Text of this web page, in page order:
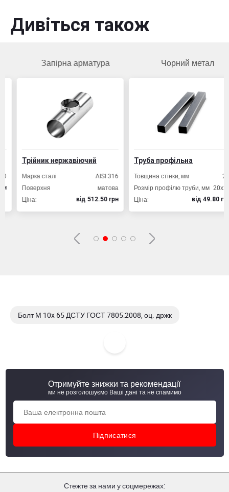
Дивіться також
Запірна арматура
Трійник нержавіючий
Марка сталі
AISI 316
Поверхня
матова
Ціна:
вiд 512.50 грн
Чорний метал
Труба профільна
Товщина стінки, мм
2,0
Розмір профілю труби, мм 20х20
Ціна:
вiд 49.80 грн
Болт М 10x 65 ДСТУ ГОСТ 7805:2008, оц. држк
Болт М 10x 70 DIN 931 кл.пр. 8,8 ЦБ
Отримуйте знижки та рекомендації
ми не розголошуємо Ваші дані та не спамимо
Стежте за нами у соцмережах: